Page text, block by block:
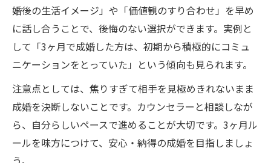
婚後の生活イメージ」や「価値観のすり合わせ」を早め
に話し合うことで、後悔のない選択ができます。実例と
して「3ヶ月で成婚した方は、初期から積極的にコミュ
ニケーションをとっていた」という傾向も見られます。
注意点としては、焦りすぎて相手を見極めきれないまま
成婚を決断しないことです。カウンセラーと相談しなが
ら、自分らしいペースで進めることが大切です。3ヶ月ル
ールを味方につけて、安心・納得の成婚を目指しましょ